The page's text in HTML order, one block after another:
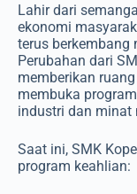
Lahir dari
ekonomi
terus berkembang
Perubahan dari
memberikan
membuka
industri dan minat
Saat ini, SMK
program keahlian: